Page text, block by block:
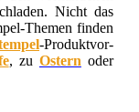
Nicht das
Themen finden
-Pro­dukt­vor­
, zu Ostern oder